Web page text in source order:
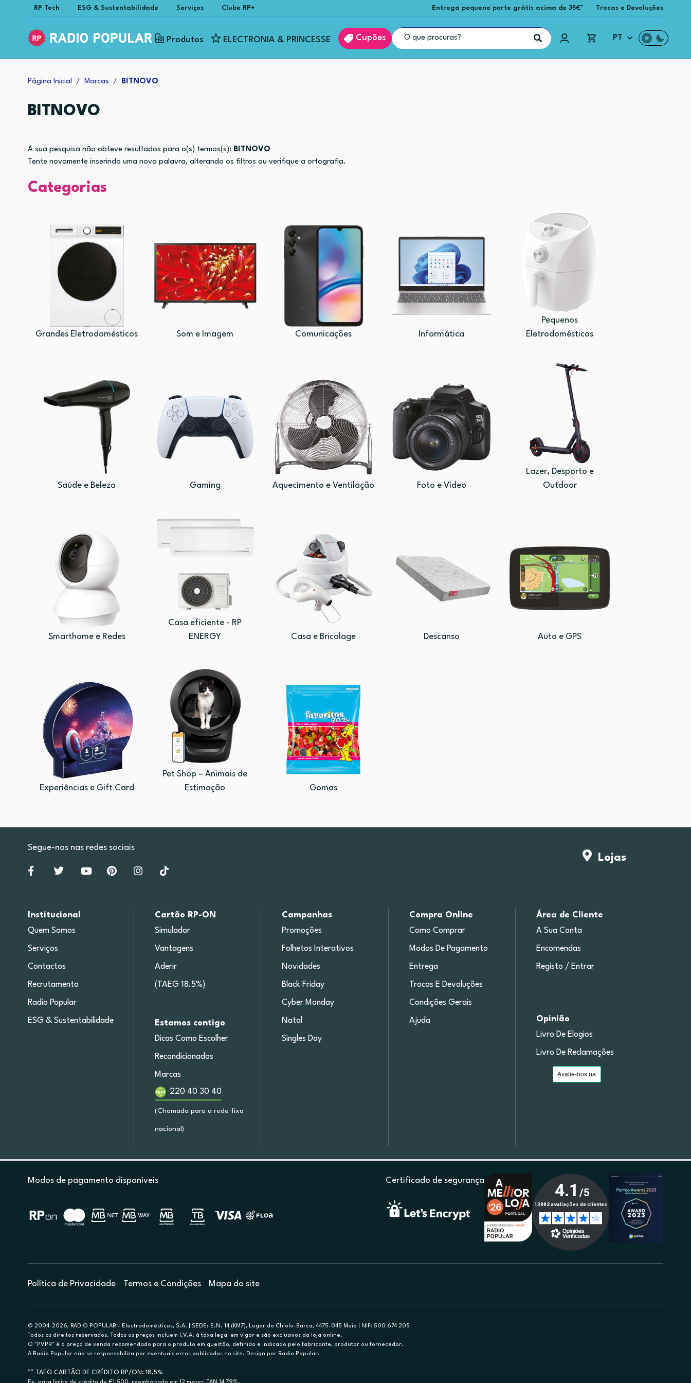
RP Tech ESG & Sustentabilidade Serviços Clube RP+ Entrega pequeno porte grátis acima de 35€* Trocas e Devoluções
Produtos ELECTRONIA & PRINCESSE Cupões PT
Página Inicial Marcas BITNOVO
BITNOVO
A sua pesquisa não obteve resultados para o(s) termos(s): BITNOVO
Tente novamente inserindo uma nova palavra, alterando os filtros ou verifique a ortografia.
Categorias
Grandes Eletrodomésticos Som e Imagem Comunicações Informática
Pequenos
Eletrodomésticos
Saúde e Beleza Gaming Aquecimento e Ventilação Foto e Vídeo
Lazer, Desporto e
Outdoor
Smarthome e Redes
Casa eficiente - RP
ENERGY
Casa e Bricolage Descanso Auto e GPS
Experiências e Gift Card
Pet Shop – Animais de
Estimação
Gomas
Lojas
Segue-nos nas redes sociais
Institucional
Quem Somos
Serviços
Contactos
Recrutamento
Radio Popular
ESG & Sustentabilidade
Cartão RP-ON
Simulador
Vantagens
Aderir
(TAEG 18.5%)
Estamos contigo
Dicas Como Escolher
Recondicionados
Marcas
220 40 30 40
(Chamada para a rede fixa
nacional)
Campanhas
Promoções
Folhetos Interativos
Novidades
Black Friday
Cyber Monday
Natal
Singles Day
Compra Online
Como Comprar
Modos De Pagamento
Entrega
Trocas E Devoluções
Condições Gerais
Ajuda
Área de Cliente
A Sua Conta
Encomendas
Registo / Entrar
Opinião
Livro De Elogios
Livro De Reclamações
Modos de pagamento disponíveis Certificado de segurança
Política de Privacidade Termos e Condições Mapa do site
© 2004-2026, RADIO POPULAR - Electrodomésticos, S.A. | SEDE: E.N. 14 (KM7), Lugar do Chiolo-Barca, 4475-045 Maia | NIF: 500 674 205
Todos os direitos reservados. Todos os preços incluem I.V.A. à taxa legal em vigor e são exclusivos da loja online.
O "PVPR" é o preço de venda recomendado para o produto em questão, definido e indicado pelo fabricante, produtor ou fornecedor.
A Radio Popular não se responsabiliza por eventuais erros publicados no site. Design por Radio Popular.
** TAEG CARTÃO DE CRÉDITO RP/ON: 18,5%